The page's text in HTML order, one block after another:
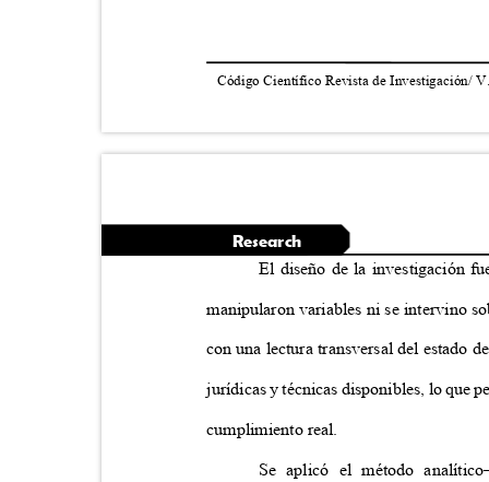
Código Científico Revista de Investigación/
Research
El diseño de la investigación
manipularon variables ni se intervino
con una lectura transversal del estado
jurídicas y técnicas disponibles, lo que
cumplimiento real.
Se aplicó el método